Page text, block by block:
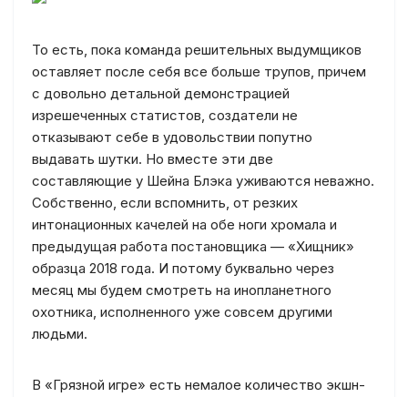
То есть, пока команда решительных выдумщиков
оставляет после себя все больше трупов, причем
с довольно детальной демонстрацией
изрешеченных статистов, создатели не
отказывают себе в удовольствии попутно
выдавать шутки. Но вместе эти две
составляющие у Шейна Блэка уживаются неважно.
Собственно, если вспомнить, от резких
интонационных качелей на обе ноги хромала и
предыдущая работа постановщика — «Хищник»
образца 2018 года. И потому буквально через
месяц мы будем смотреть на инопланетного
охотника, исполненного уже совсем другими
людьми.
В «Грязной игре» есть немалое количество экшн-